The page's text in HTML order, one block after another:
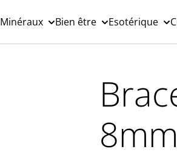
Minéraux Bien être Esotérique